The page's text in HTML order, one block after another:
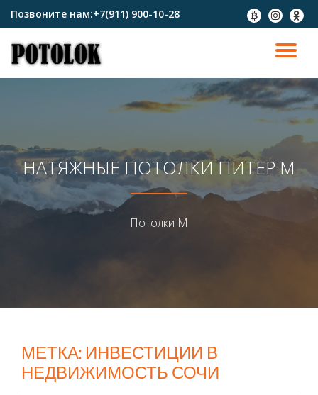
содержимому
Позвоните нам:+7(911) 900-10-28
fa-
btc
fa-
instagram
fa-
НАТЯЖНЫЕ ПОТОЛКИ ПИТЕР М
Потолки М
МЕТКА: ИНВЕСТИЦИИ В
НЕДВИЖИМОСТЬ СОЧИ